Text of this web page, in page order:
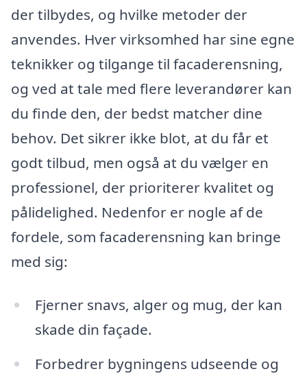
der tilbydes, og hvilke metoder der
anvendes. Hver virksomhed har sine egne
teknikker og tilgange til facaderensning,
og ved at tale med flere leverandører kan
du finde den, der bedst matcher dine
behov. Det sikrer ikke blot, at du får et
godt tilbud, men også at du vælger en
professionel, der prioriterer kvalitet og
pålidelighed. Nedenfor er nogle af de
fordele, som facaderensning kan bringe
med sig:
Fjerner snavs, alger og mug, der kan
skade din façade.
Forbedrer bygningens udseende og